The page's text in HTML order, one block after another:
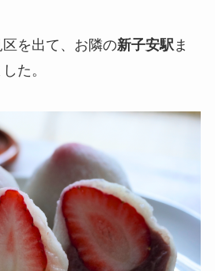
を出て、お隣の新子安駅 ま
た。